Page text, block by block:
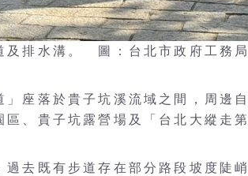
及排水溝。 圖：台北市政府工務
」座落於貴子坑溪流域之間，周邊
區、貴子坑露營場及「台北大縱走
過去既有步道存在部分路段坡度陡